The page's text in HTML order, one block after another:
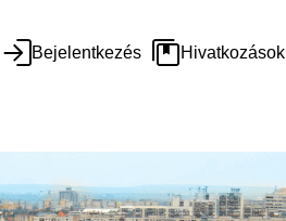
Bejelentkezés Hivatkozások